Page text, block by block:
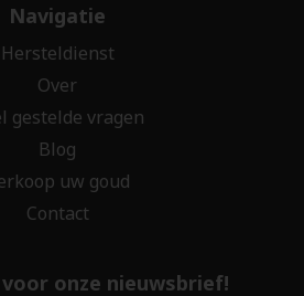
Navigatie
Hersteldienst
Over
gestelde vragen
Blog
uw goud
Contact
onze nieuwsbrief!